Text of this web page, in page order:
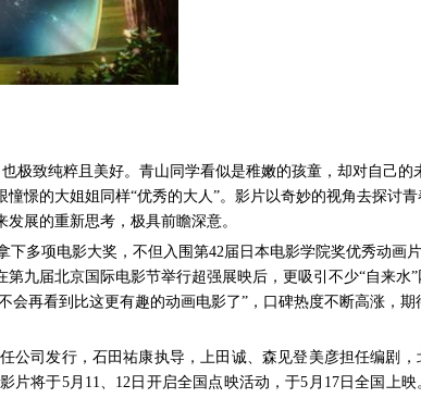
极致纯粹且美好。青山同学看似是稚嫩的孩童，却对自己的
憬的大姐姐同样“优秀的大人”。影片以奇妙的视角去探讨青
展的重新思考，极具前瞻深意。
多项电影大奖，不但入围第42届日本电影学院奖优秀动画
九届北京国际电影节举行超强展映后，更吸引不少“自来水
会再看到比这更有趣的动画电影了”，口碑热度不断高涨，期
公司发行，石田祐康执导，上田诚、森见登美彦担任编剧，
将于5月11、12日开启全国点映活动，于5月17日全国上映